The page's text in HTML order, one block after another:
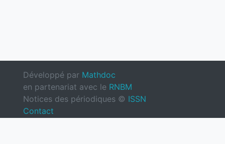
Développé par Mathdoc
en partenariat avec le RNBM
Notices des périodiques © ISSN
Contact